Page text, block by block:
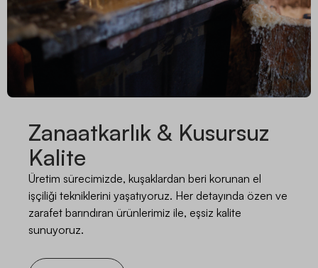
Zanaatkarlık & Kusursuz
Kalite
Üretim sürecimizde, kuşaklardan beri korunan el
işçiliği tekniklerini yaşatıyoruz. Her detayında özen ve
zarafet barındıran ürünlerimiz ile, eşsiz kalite
sunuyoruz.